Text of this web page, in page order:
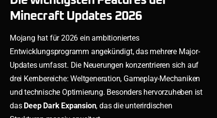
Minecraft Updates 2026
Mojang hat für 2026 ein ambitioniertes
Entwicklungsprogramm angekündigt, das mehrere Major-
Updates umfasst. Die Neuerungen konzentrieren sich auf
drei Kernbereiche: Weltgeneration, Gameplay-Mechaniken
und technische Optimierung. Besonders hervorzuheben ist
das Deep Dark Expansion, das die unterirdischen